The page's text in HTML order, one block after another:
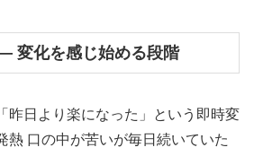
変化を感じ始める段階
昨日より楽になった」という即時変
熱 口の中が苦いが毎日続いていた